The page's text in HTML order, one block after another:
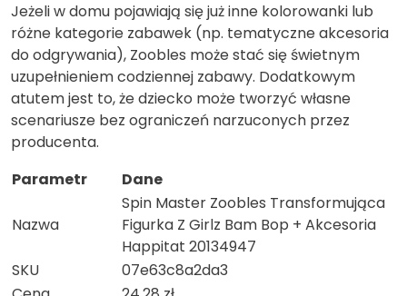
Jeżeli w domu pojawiają się już inne kolorowanki lub
różne kategorie zabawek (np. tematyczne akcesoria
do odgrywania), Zoobles może stać się świetnym
uzupełnieniem codziennej zabawy. Dodatkowym
atutem jest to, że dziecko może tworzyć własne
scenariusze bez ograniczeń narzuconych przez
producenta.
Parametr
Dane
Nazwa
Spin Master Zoobles Transformująca
Figurka Z Girlz Bam Bop + Akcesoria
Happitat 20134947
SKU
07e63c8a2da3